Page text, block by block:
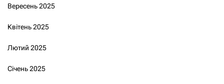
Вересень 2025
Квітень 2025
Лютий 2025
Січень 2025